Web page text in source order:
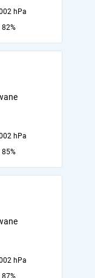
hPa
82%
hPa
85%
hPa
87%